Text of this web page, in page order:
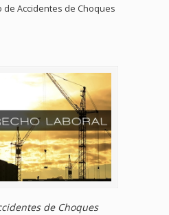
de Accidentes de Choques
de Choques